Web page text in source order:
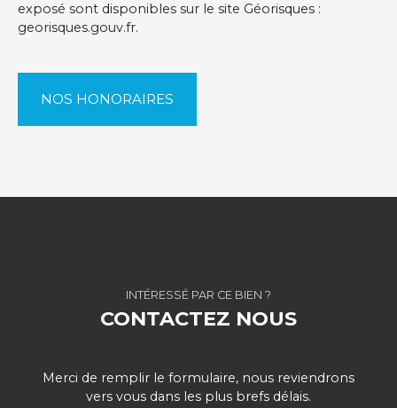
exposé sont disponibles sur le site Géorisques :
georisques.gouv.fr.
NOS HONORAIRES
INTÉRESSÉ PAR CE BIEN ?
CONTACTEZ NOUS
Merci de remplir le formulaire, nous reviendrons
vers vous dans les plus brefs délais.